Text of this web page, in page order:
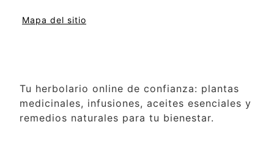
Mapa del sitio
Tu herbolario online de confianza: plantas
medicinales, infusiones, aceites esenciales y
remedios naturales para tu bienestar.